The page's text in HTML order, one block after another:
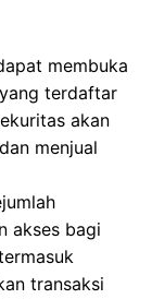
membuka
terdaftar
akan
menjual
akses bagi
transaksi